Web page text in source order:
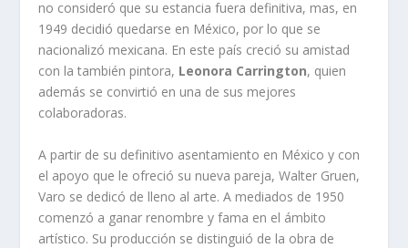
no consideró que su estancia fuera definitiva, mas, en
1949 decidió quedarse en México, por lo que se
nacionalizó mexicana. En este país creció su amistad
con la también pintora, Leonora Carrington, quien
además se convirtió en una de sus mejores
colaboradoras.
A partir de su definitivo asentamiento en México y con
el apoyo que le ofreció su nueva pareja, Walter Gruen,
Varo se dedicó de lleno al arte. A mediados de 1950
comenzó a ganar renombre y fama en el ámbito
artístico. Su producción se distinguió de la obra de